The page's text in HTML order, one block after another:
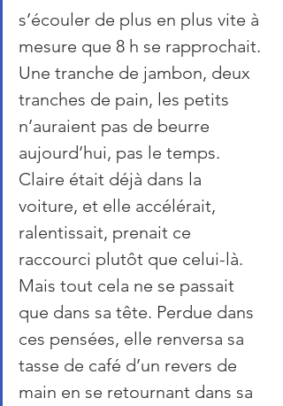
s’écouler de plus en plus vite à
mesure que 8 h se rapprochait.
Une tranche de jambon, deux
tranches de pain, les petits
n’auraient pas de beurre
aujourd’hui, pas le temps.
Claire était déjà dans la
voiture, et elle accélérait,
ralentissait, prenait ce
raccourci plutôt que celui-là.
Mais tout cela ne se passait
que dans sa tête. Perdue dans
ces pensées, elle renversa sa
tasse de café d’un revers de
main en se retournant dans sa